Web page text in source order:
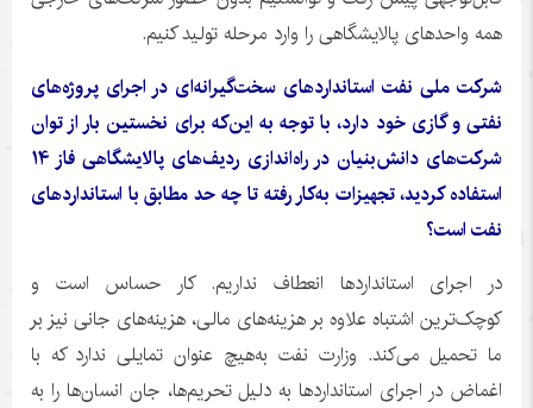
همه واحدهای پالایشگاهی را وارد مرحله تولید کنیم.
شرکت ملی نفت استانداردهای سخت‌گیرانه‌ای در اجرای پروژه‌های
نفتی و گازی خود دارد، با توجه به این‌که برای نخستین بار از توان
شرکت‌های دانش‌بنیان در راه‌اندازی ردیف‌های پالایشگاهی فاز ۱۴
استفاده کردید، تجهیزات به‌کار رفته تا چه حد مطابق با استانداردهای
نفت است؟
در اجرای استانداردها انعطاف نداریم. کار حساس است و
کوچک‌ترین اشتباه علاوه بر هزینه‌های مالی، هزینه‌های جانی نیز بر
ما تحمیل می‌کند. وزارت نفت به‌هیچ عنوان تمایلی ندارد که با
اغماض در اجرای استانداردها به دلیل تحریم‌ها، جان انسان‌ها را به